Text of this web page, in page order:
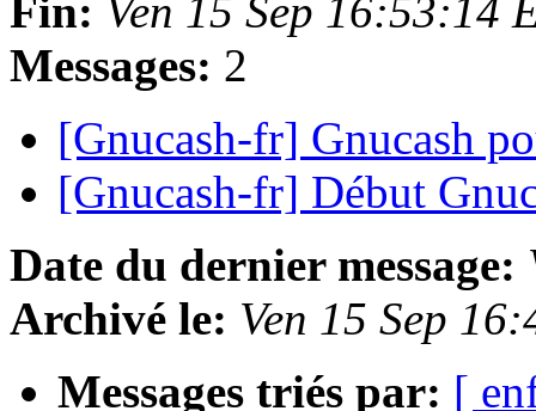
Fin: Ven 15 Sep 16:53:14
Messages: 2
[Gnucash-fr] Gnucash
[Gnucash-fr] Début
Date du dernier message:
Archivé le: Ven 15 Sep
Messages triés par: [